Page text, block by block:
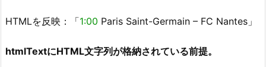
HTMLを反映：「1:00 Paris Saint-Germain – FC Nantes」
htmlTextにHTML文字列が格納されている前提。